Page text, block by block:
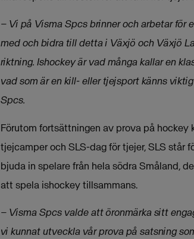
– Vi på Visma Spcs brinner och arbetar för
med och bidra till detta i Växjö och Växjö
riktning. Ishockey är vad många kallar en
vad som är en kill- eller tjejsport känns
Spcs.
Förutom fortsättningen av prova på
tjejcamper och SLS-dag för tjejer, SLS står
bjuda in spelare från hela södra Småland,
att spela ishockey tillsammans.
– Visma Spcs valde att öronmärka sitt
vi kunnat utveckla vår prova på satsning